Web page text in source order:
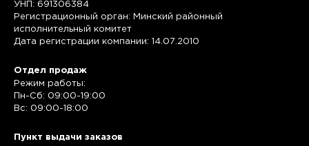
УНП: 691306384
Регистрационный орган: Минский районный
исполнительный комитет
Дата регистрации компании: 14.07.2010
Отдел продаж
Режим работы:
Пн-Сб: 09:00-19:00
Вс: 09:00-18:00
Пункт выдачи заказов